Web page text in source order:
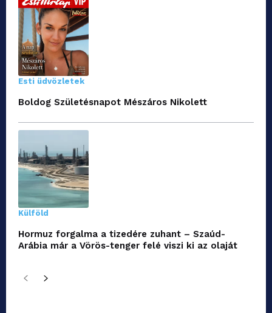
Esti üdvözletek
Boldog Születésnapot Mészáros Nikolett
Külföld
Hormuz forgalma a tizedére zuhant – Szaúd-
Arábia már a Vörös-tenger felé viszi ki az olaját